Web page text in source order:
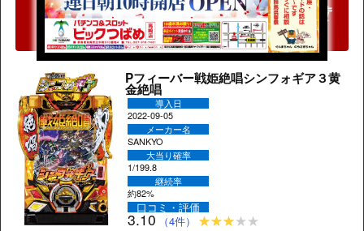
「Pフィーバー戦姫絶唱シンフォギア３黄
金絶唱」の各詳細情報はこちらから
Pフィーバー戦姫絶唱シンフォギア３黄
金絶唱
導入日
2022-09-05
メーカー名
SANKYO
大当り確率
1/199.8
継続率
約82%
口コミ・評価
3.10 （4件）